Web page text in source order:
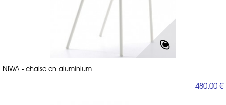
NIWA - chaise en aluminium
480,00 €